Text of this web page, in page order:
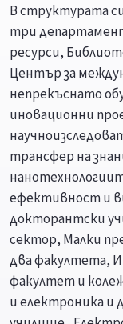
В структурата
три
ресурси,
Център за
непрекъснато
иновационни
трансфер на
ефективност и
докторантски
сектор, Малки
два факултета,
факултет и
и електроника и